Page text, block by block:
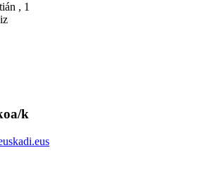
, 1
k